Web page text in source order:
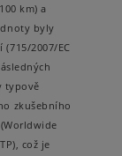
km) a
byly
2007/EC
typově
zkušebního
což je